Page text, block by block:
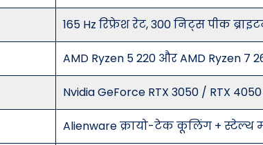
165 Hz रिफ्रेश रेट, 300 निट्स पीक
AMD Ryzen 5 220 और AMD Ryzen 7
Nvidia GeForce RTX 3050 / RTX 4050
Alienware क्रायो-टेक कूलिंग + स्टेल्थ